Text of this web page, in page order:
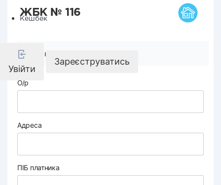
Кешбек
Увійти
Зареєструватись
ЖБК № 116
Реквізити компанії
О/р
Адреса
ПІБ платника